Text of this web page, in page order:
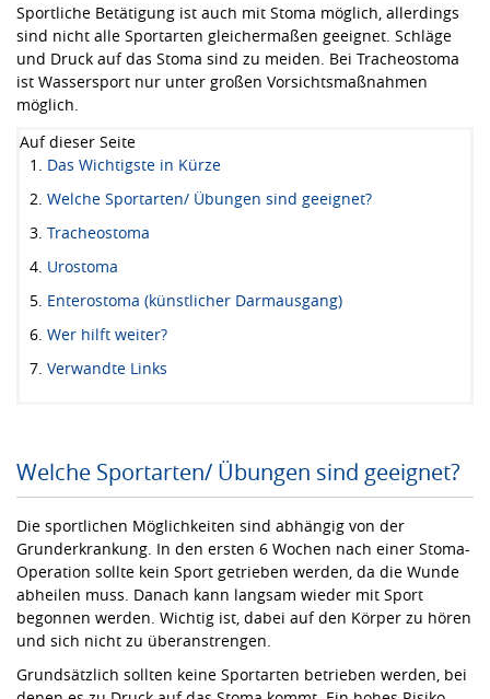
Sportliche Betätigung ist auch mit Stoma möglich, allerdings
sind nicht alle Sportarten gleichermaßen geeignet. Schläge
und Druck auf das Stoma sind zu meiden. Bei Tracheostoma
ist Wassersport nur unter großen Vorsichtsmaßnahmen
möglich.
Auf dieser Seite
Das Wichtigste in Kürze
Welche Sportarten/ Übungen sind geeignet?
Tracheostoma
Urostoma
Enterostoma (künstlicher Darmausgang)
Wer hilft weiter?
Verwandte Links
Welche Sportarten/ Übungen sind geeignet?
Die sportlichen Möglichkeiten sind abhängig von der
Grunderkrankung. In den ersten 6 Wochen nach einer Stoma-
Operation sollte kein Sport getrieben werden, da die Wunde
abheilen muss. Danach kann langsam wieder mit Sport
begonnen werden. Wichtig ist, dabei auf den Körper zu hören
und sich nicht zu überanstrengen.
Grundsätzlich sollten keine Sportarten betrieben werden, bei